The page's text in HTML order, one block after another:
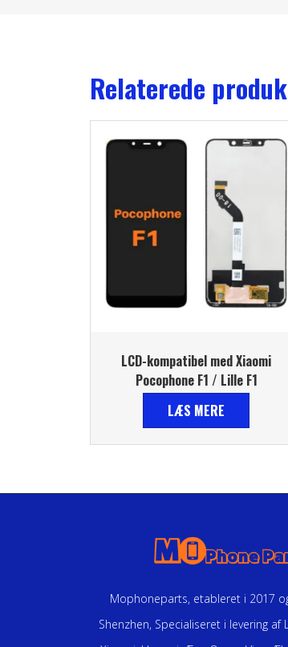
Relaterede
LCD-kompatibel med Xiaomi
Pocophone F1 / Lille F1
LÆS MERE
Mophoneparts, etableret i 2017
Shenzhen, Specialiseret i levering